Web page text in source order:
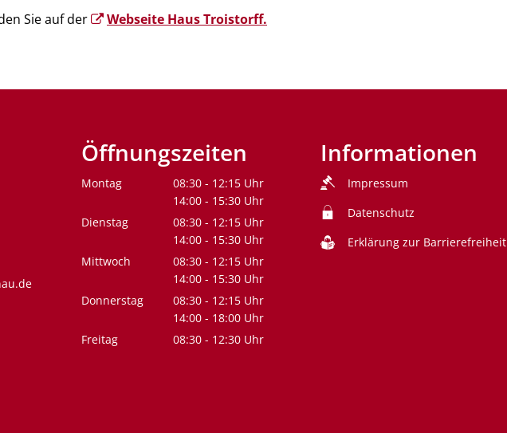
Sie auf der
Webseite Haus Troistorff.
Öffnungszeiten
Montag 08:30 - 12:15 Uhr
Von 08:30 bis 12:15 Uhr
14:00 - 15:30 Uhr
Von 14:00 bis 15:30 Uhr
Dienstag 08:30 - 12:15 Uhr
Von 08:30 bis 12:15 Uhr
14:00 - 15:30 Uhr
Von 14:00 bis 15:30 Uhr
Mittwoch 08:30 - 12:15 Uhr
Von 08:30 bis 12:15 Uhr
14:00 - 15:30 Uhr
Von 14:00 bis 15:30 Uhr
Donnerstag 08:30 - 12:15 Uhr
Von 08:30 bis 12:15 Uhr
14:00 - 18:00 Uhr
Von 14:00 bis 18:00 Uhr
Freitag 08:30 - 12:30 Uhr
Informationen
Impressum
Datenschutz
Erklärung zur Barrierefreiheit